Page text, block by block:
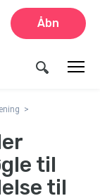
Åbn
til
til